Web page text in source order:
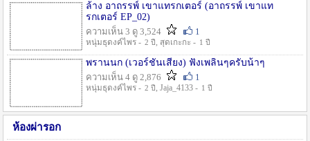
ล้าง อาถรรพ์ เขาแทรกเตอร์ (อาถรรพ์ เขาแท
รกเตอร์ EP_02)
ความเห็น 3 ดู 3,524
1
หนุ่มธุดงค์ไพร - 2 ปี , สุดเกะกะ - 1 ปี
พรานนก (เวอร์ชั่นเสียง) ฟังเพลินๆครับน้าๆ
ความเห็น 4 ดู 2,876
1
หนุ่มธุดงค์ไพร - 2 ปี , Jaja_4133 - 1 ปี
ห้องผ่ารอก